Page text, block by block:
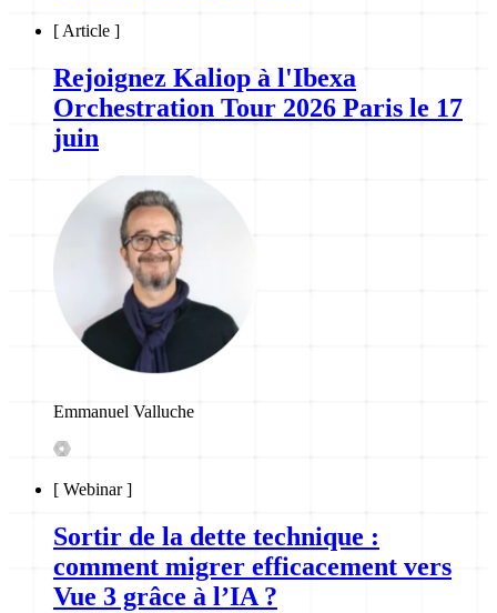
[ Article ]
Rejoignez Kaliop à l'Ibexa
Orchestration Tour 2026 Paris le 17
juin
Emmanuel Valluche
[ Webinar]
Sortir de la dette technique :
comment migrer efficacement vers
Vue 3 grâce à l’IA ?